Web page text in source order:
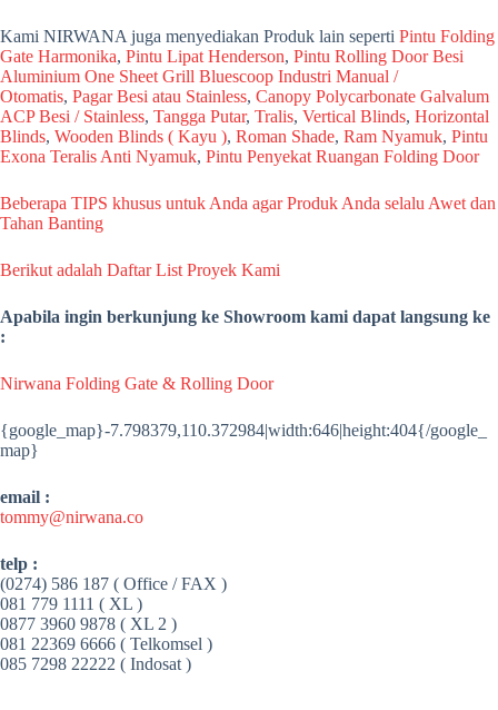
Kami NIRWANA juga menyediakan Produk lain seperti Pintu Folding
Gate Harmonika, Pintu Lipat Henderson, Pintu Rolling Door Besi
Aluminium One Sheet Grill Bluescoop Industri Manual /
Otomatis, Pagar Besi atau Stainless, Canopy Polycarbonate Galvalum
ACP Besi / Stainless, Tangga Putar, Tralis, Vertical Blinds, Horizontal
Blinds, Wooden Blinds ( Kayu ), Roman Shade, Ram Nyamuk, Pintu
Exona Teralis Anti Nyamuk, Pintu Penyekat Ruangan Folding Door
Beberapa TIPS khusus untuk Anda agar Produk Anda selalu Awet dan
Tahan Banting
Berikut adalah Daftar List Proyek Kami
Apabila ingin berkunjung ke Showroom kami dapat langsung ke
:
Nirwana Folding Gate & Rolling Door
{google_map}-7.798379,110.372984|width:646|height:404{/google_
map}
email :
tommy@nirwana.co
telp :
(0274) 586 187 ( Office / FAX )
081 779 1111 ( XL )
0877 3960 9878 ( XL 2 )
081 22369 6666 ( Telkomsel )
085 7298 22222 ( Indosat )